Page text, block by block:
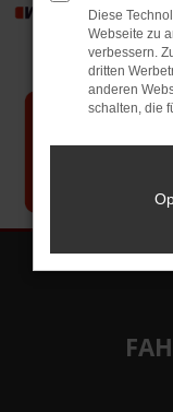
Diese
Webseite zu
verbessern.
dritten
anderen
schalten, die